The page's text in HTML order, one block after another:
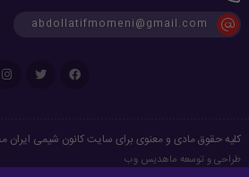
abdollatifmomeni@gmail.com
کلیه حقوق مادی و معنوی برای سایت کانون شیمی
طراحی و توسعه ماهدیس وب